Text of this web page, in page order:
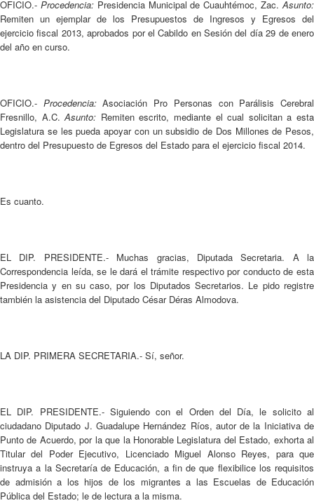
OFICIO.- Procedencia:Presidencia Municipal de Cuauhtémoc, Zac.Asunto:
Remiten un ejemplar de los Presupuestos de Ingresos y Egresos del
ejercicio fiscal 2013, aprobados por el Cabildo en Sesión del día 29 de enero
del año en curso.
OFICIO.- Procedencia:Asociación Pro Personas con Parálisis Cerebral
Fresnillo, A.C.Asunto: Remiten escrito, mediante el cual solicitan a esta
Legislatura se les pueda apoyar con un subsidio de Dos Millones de Pesos,
dentro del Presupuesto de Egresos del Estado para el ejercicio fiscal 2014.
Es cuanto.
EL DIP. PRESIDENTE.- Muchas gracias, Diputada Secretaria. A la
Correspondencia leída, se le dará el trámite respectivo por conducto de esta
Presidencia y en su caso, por los Diputados Secretarios. Le pido registre
también la asistencia del Diputado César Déras Almodova.
LA DIP. PRIMERA SECRETARIA.- Sí, señor.
EL DIP. PRESIDENTE.- Siguiendo con el Orden del Día, le solicito al
ciudadano Diputado J. Guadalupe Hernández Ríos, autor de la Iniciativa de
Punto de Acuerdo, por la que la Honorable Legislatura del Estado, exhorta al
Titular del Poder Ejecutivo, Licenciado Miguel Alonso Reyes, para que
instruya a la Secretaría de Educación, a fin de que flexibilice los requisitos
de admisión a los hijos de los migrantes a las Escuelas de Educación
Pública del Estado; le de lectura a la misma.